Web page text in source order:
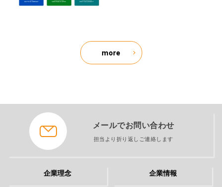
more
メールでお問い合わせ
担当より折り返しご連絡します
企業理念 企業情報